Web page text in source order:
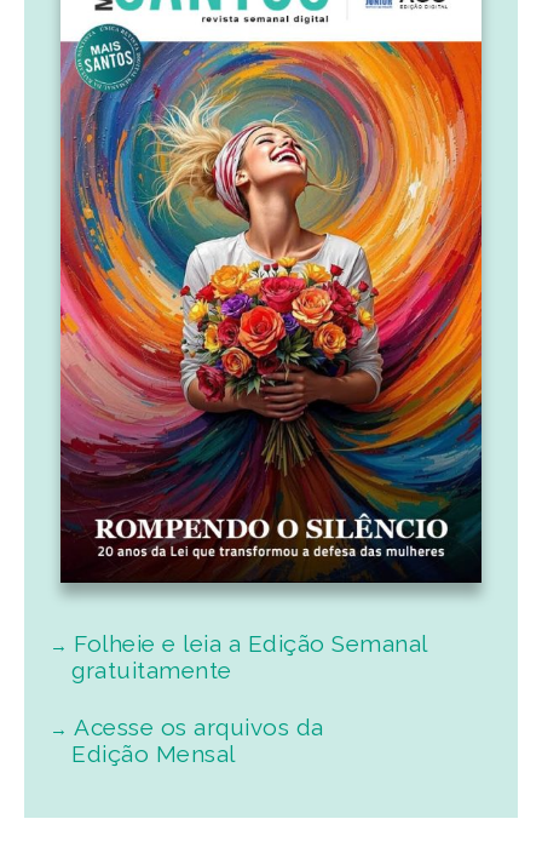
Folheie e leia a Edição Semanal
gratuitamente
Acesse os arquivos da
Edição Mensal